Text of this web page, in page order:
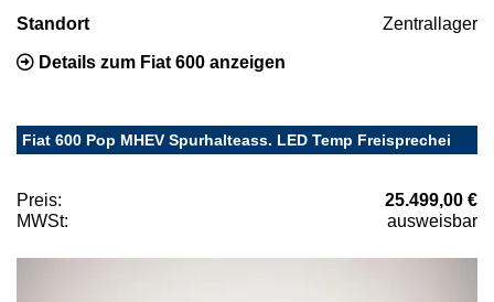
Standort Zentrallager
Details zum Fiat 600 anzeigen
Fiat 600 Pop MHEV Spurhalteass. LED Temp Freisprechei
Preis:
25.499,00 €
MWSt:
ausweisbar